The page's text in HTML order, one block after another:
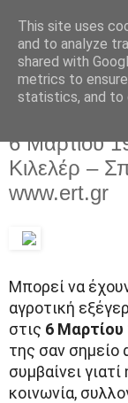
Παρασκευή 6
6 Μαρτίου
Κιλελέρ –
www.ert.gr
Μπορεί να
αγροτική
στις 6 Μαρτίου
της σαν σημείο
συμβαίνει
κοινωνία,
This site uses
and to analyze
shared with
metrics to
statistics, and to